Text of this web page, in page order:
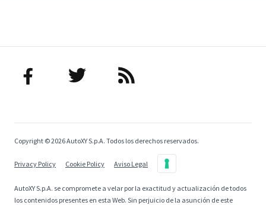
Copyright © 2026 AutoXY S.p.A. Todos los derechos reservados.
Privacy Policy Cookie Policy Aviso Legal
AutoXY S.p.A. se compromete a velar por la exactitud y actualización de todos
los contenidos presentes en esta Web. Sin perjuicio de la asunción de este